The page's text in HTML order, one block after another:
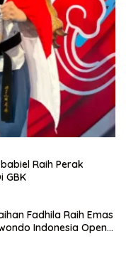
Raih Perak
GBK
Fadhila Raih Emas
Indonesia Open